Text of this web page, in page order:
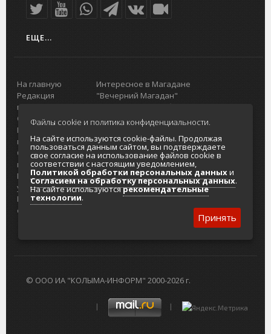
ЕЩЕ...
На главную
Редакция
портала
О проекте
Реклама на
портале
Отзывы и
предложения
Интернет-
услуги
Разработка
сайтов
Интересное в Магадане
"Вечерний Магадан"
Городская доска объявлений
Реклама
Главный туристический портал
Колымы
Политика в отношении обработки
персональных данных
Согласие на обработку персональных
данных
© ООО ИА "КОЛЫМА-ИНФОРМ" 2000-2026 г.
Файлы cookie и политика конфиденциальности.
На сайте используются cookie-файлы. Продолжая
пользоваться данным сайтом, вы подтверждаете
свое согласие на использование файлов cookie в
соответствии с настоящим уведомлением,
Политикой обработки персональных данныхи
Согласием на обработку персональных данных.
На сайте используютсярекомендательные
технологии.
Принять